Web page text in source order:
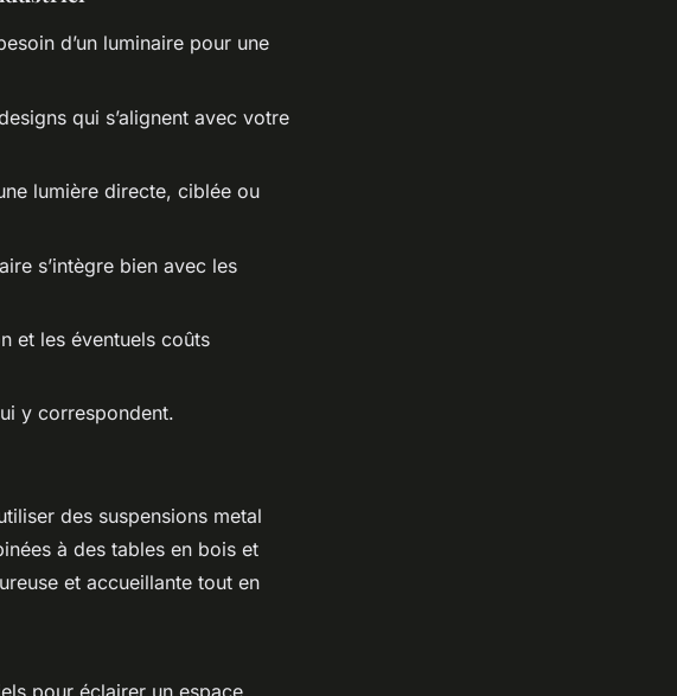
d’un luminaire pour une
qui s’alignent avec votre
lumière directe, ciblée ou
s’intègre bien avec les
et les éventuels coûts
y correspondent.
des suspensions metal
à des tables en bois et
et accueillante tout en